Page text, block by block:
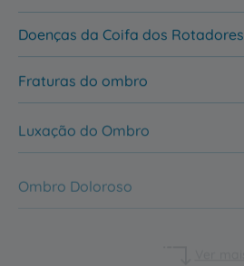
Doenças da Coifa dos Rotadores
Fraturas do ombro
Luxação do Ombro